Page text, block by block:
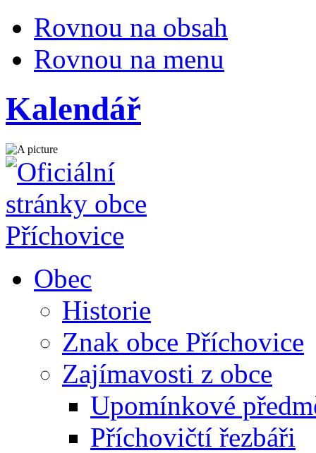
Rovnou na obsah
Rovnou na menu
Kalendář
Obec
Historie
Znak obce Příchovice
Zajímavosti z obce
Upomínkové
Příchovičtí řezbáři